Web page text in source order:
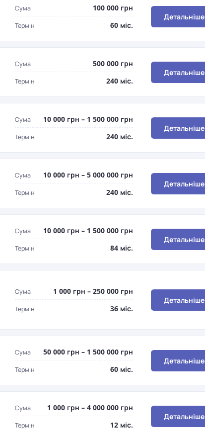
Сума 100 000 грн
Термін 60 міс.
Детальніше
Сума 500 000 грн
Термін 240 міс.
Детальніше
Сума 10 000 грн – 1 500 000 грн
Термін 240 міс.
Детальніше
Сума 10 000 грн – 5 000 000 грн
Термін 240 міс.
Детальніше
Сума 10 000 грн – 1 500 000 грн
Термін 84 міс.
Детальніше
Сума 1 000 грн – 250 000 грн
Термін 36 міс.
Детальніше
Сума 50 000 грн – 1 500 000 грн
Термін 60 міс.
Детальніше
Сума 1 000 грн – 4 000 000 грн
Термін 12 міс.
Детальніше